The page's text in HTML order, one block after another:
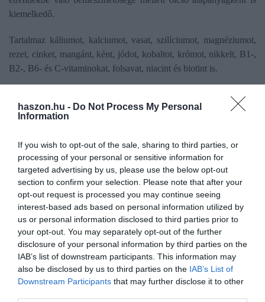
haszon.hu - Do Not Process My Personal
Information
If you wish to opt-out of the sale, sharing to third parties, or
processing of your personal or sensitive information for
targeted advertising by us, please use the below opt-out
section to confirm your selection. Please note that after your
opt-out request is processed you may continue seeing
interest-based ads based on personal information utilized by
us or personal information disclosed to third parties prior to
your opt-out. You may separately opt-out of the further
disclosure of your personal information by third parties on the
IAB’s list of downstream participants. This information may
also be disclosed by us to third parties on the IAB’s List of
Downstream Participants that may further disclose it to other
kiemelkedő.
Tartalmaz káliumot, kalciumot, vasat, szilíciumot, magnéziumot,
rezet, cinket, mangánt, ként, jódot, kobaltot, krómot, nikkelt, B1-,
B2-, B6- és C-vitaminokat, folsavat, niacint és biotint is.
segíti a sebgyógyulást, az izomszövetek épülését,
és támogatja a véráramlást.Edzés közben javítja a test
oxigénfelhasználását. Májtisztító hatással is bír, valamint erősíti a
megújulásához is. Magas káliumtartalmának köszönhetően
csökkenti a vérnyomást.
Olvasd el ezt is!
5 gyümölcs a bélrendszer egészségéért
Így váltják ki a kétkezi munkát a robotok a